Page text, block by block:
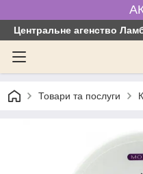
Центральне агенство
Товари та послуги